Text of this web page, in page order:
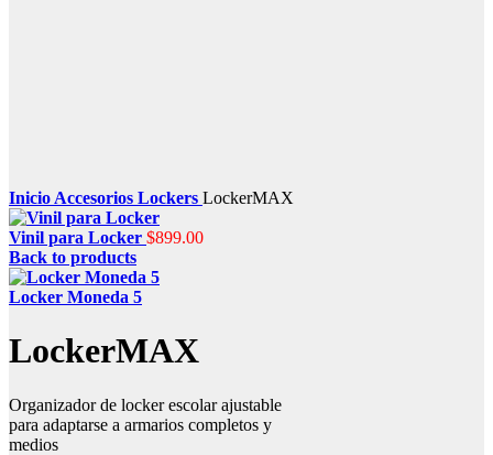
Inicio Accesorios Lockers LockerMAX
Vinil para Locker $899.00
Back to products
Locker Moneda 5
LockerMAX
Organizador de locker escolar ajustable
para adaptarse a armarios completos y
medios